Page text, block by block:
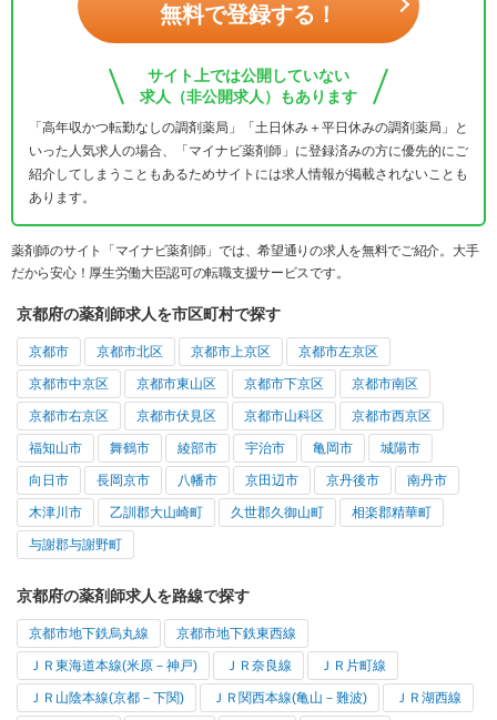
無料で登録する！
サイト上では公開していない
求人（非公開求人）もあります
「高年収かつ転勤なしの調剤薬局」「土日休み＋平日休みの調剤薬局」と
いった人気求人の場合、「マイナビ薬剤師」に登録済みの方に優先的にご
紹介してしまうこともあるためサイトには求人情報が掲載されないことも
あります。
薬剤師のサイト「マイナビ薬剤師」では、希望通りの求人を無料でご紹介。大手
だから安心！厚生労働大臣認可の転職支援サービスです。
京都府の薬剤師求人を市区町村で探す
京都市 京都市北区 京都市上京区 京都市左京区
京都市中京区 京都市東山区 京都市下京区 京都市南区
京都市右京区 京都市伏見区 京都市山科区 京都市西京区
福知山市 舞鶴市 綾部市 宇治市 亀岡市 城陽市
向日市 長岡京市 八幡市 京田辺市 京丹後市 南丹市
木津川市 乙訓郡大山崎町 久世郡久御山町 相楽郡精華町
与謝郡与謝野町
京都府の薬剤師求人を路線で探す
京都市地下鉄烏丸線 京都市地下鉄東西線
ＪＲ東海道本線(米原－神戸) ＪＲ奈良線 ＪＲ片町線
ＪＲ山陰本線(京都－下関) ＪＲ関西本線(亀山－難波) ＪＲ湖西線